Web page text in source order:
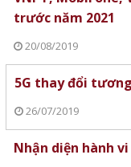
trước năm 2021
20/08/2019
5G thay đổi
26/07/2019
Nhận diện hành